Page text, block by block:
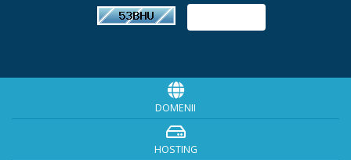
DOMENII
HOSTING